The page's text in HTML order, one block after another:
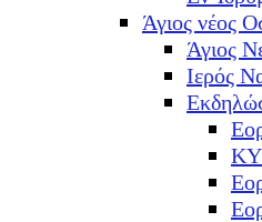
Άγιος νέος
Άγιος
Ιερός